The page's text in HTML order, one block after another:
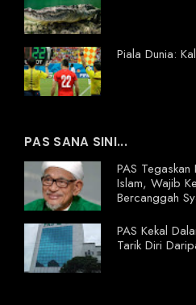
Piala Dunia:
PAS SANA SINI...
PAS Tegaskan
Islam, Wajib
Bercanggah
PAS Kekal
Tarik Diri